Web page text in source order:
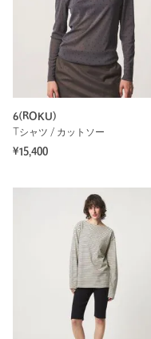
6(ROKU)
Tシャツ / カットソー
¥15,400